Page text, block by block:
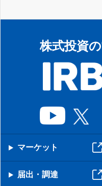
株式投資
マーケット
届出・調達